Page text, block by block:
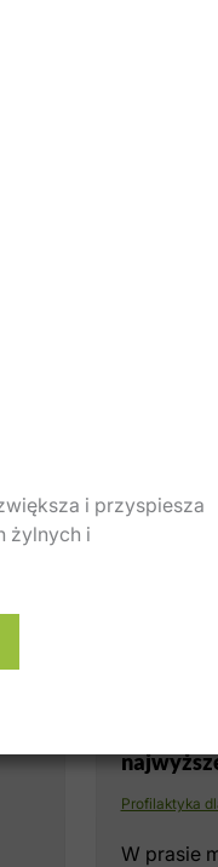
i przyspiesza
żylnych i
inne
Zioła
Profilaktyka
W prasie